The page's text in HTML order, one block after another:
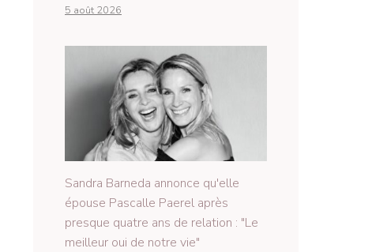
5 août 2026
Sandra Barneda annonce qu'elle
épouse Pascalle Paerel après
presque quatre ans de relation : "Le
meilleur oui de notre vie"